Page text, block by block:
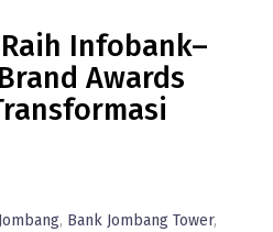
Infobank–
Awards
, Bank Jombang Tower,